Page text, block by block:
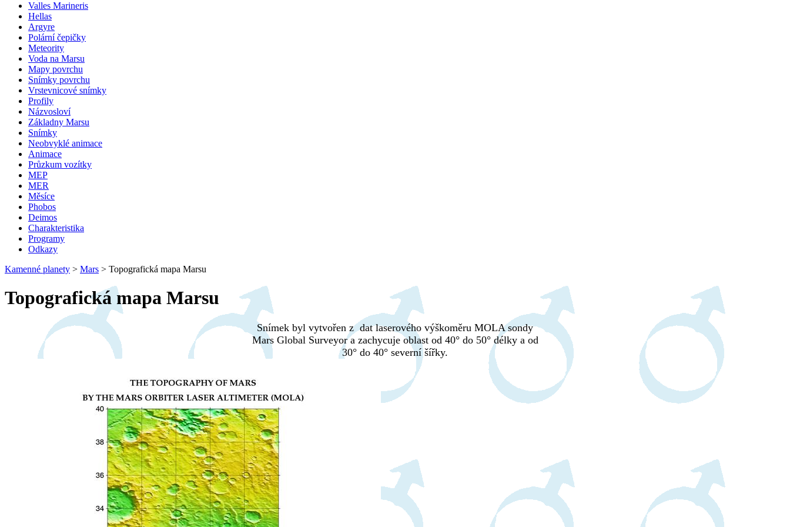
Valles Marineris
Hellas
Argyre
Polární čepičky
Meteority
Voda na Marsu
Mapy povrchu
Snímky povrchu
Vrstevnicové snímky
Profily
Názvosloví
Základny Marsu
Snímky
Neobvyklé animace
Animace
Průzkum vozítky
MEP
MER
Měsíce
Phobos
Deimos
Charakteristika
Programy
Odkazy
Kamenné planety > Mars > Topografická mapa Marsu
Topografická mapa Marsu
Snímek byl vytvořen z dat laserového výškoměru MOLA sondy
Mars Global Surveyor a zachycuje oblast od 40° do 50° délky a od
30° do 40° severní šířky.